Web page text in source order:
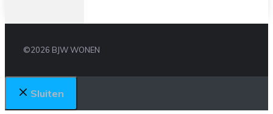
©2026 BJW WONEN
Sluiten